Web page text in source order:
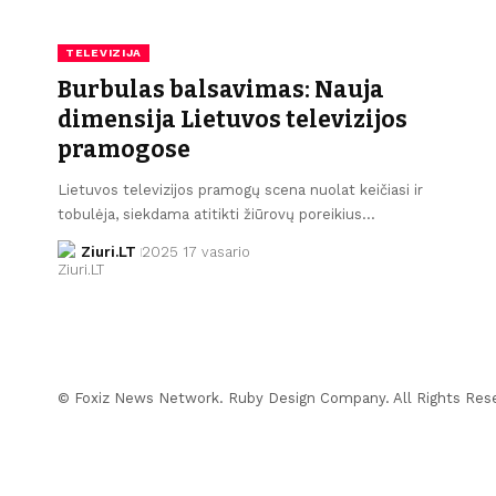
TELEVIZIJA
Burbulas balsavimas: Nauja
dimensija Lietuvos televizijos
pramogose
Lietuvos televizijos pramogų scena nuolat keičiasi ir
tobulėja, siekdama atitikti žiūrovų poreikius…
Ziuri.LT 2025 17 vasario
© Foxiz News Network. Ruby Design Company. All Rights